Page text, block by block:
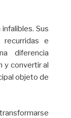
Sus
recurridas e
diferencia
y convertir al
objeto de